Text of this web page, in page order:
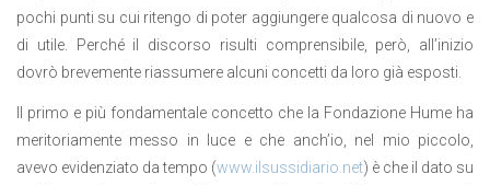
pochi punti su cui ritengo di poter aggiungere qualcosa di nuovo e
di utile. Perché il discorso risulti comprensibile, però, all’inizio
dovrò brevemente riassumere alcuni concetti da loro già esposti.
Il primo e più fondamentale concetto che la Fondazione Hume ha
meritoriamente messo in luce e che anch’io, nel mio piccolo,
avevo evidenziato da tempo (www.ilsussidiario.net) è che il dato su